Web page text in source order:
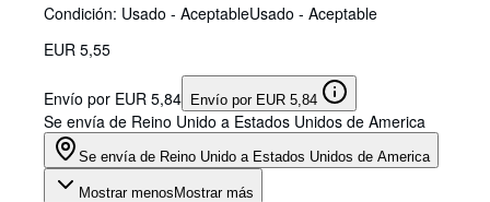
Condición: Usado - AceptableUsado - Aceptable
EUR 5,55
Envío por EUR 5,84 Envío por EUR 5,84
Se envía de Reino Unido a Estados Unidos de America
Se envía de Reino Unido a Estados Unidos de America
Mostrar menos Mostrar más